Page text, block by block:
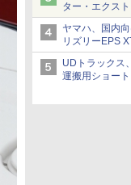
ター・エクス
ックベースの
ヤマハ、国内
リズリーEPS
UDトラックス
運搬用ショー